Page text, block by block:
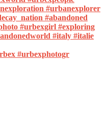
#urbexphotogr